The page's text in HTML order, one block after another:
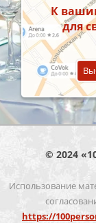
К
для
© 2024
Использование
https://